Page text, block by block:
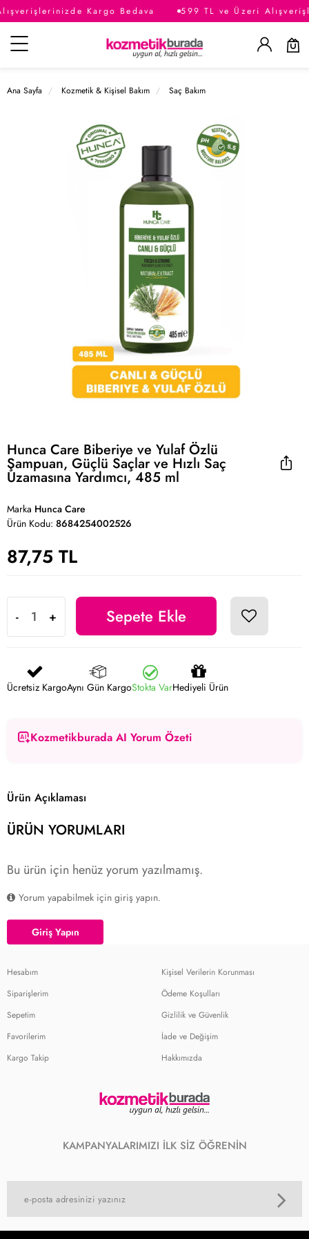
Kargo Bedava 599 TL ve Üzeri
Kategoriler
Ana Sayfa Kozmetik & Kişisel Bakım Saç Bakım
Hunca Care Biberiye ve Yulaf Özlü
Şampuan, Güçlü Saçlar ve Hızlı Saç
Uzamasına Yardımcı, 485 ml
Marka Hunca Care
Ürün Kodu: 8684254002526
87,75 TL
- + Sepete Ekle
Ücretsiz KargoAynı Gün KargoStokta VarHediyeli Ürün
Kozmetikburada AI Yorum Özeti
Ürün Açıklaması
ÜRÜN YORUMLARI
Bu ürün için henüz yorum yazılmamış.
Yorum yapabilmek için giriş yapın.
Giriş Yapın
Hesabım
Siparişlerim
Sepetim
Favorilerim
Kargo Takip
Kişisel Verilerin Korunması
Ödeme Koşulları
Gizlilik ve Güvenlik
İade ve Değişim
Hakkımızda
KAMPANYALARIMIZI İLK SİZ ÖĞRENİN